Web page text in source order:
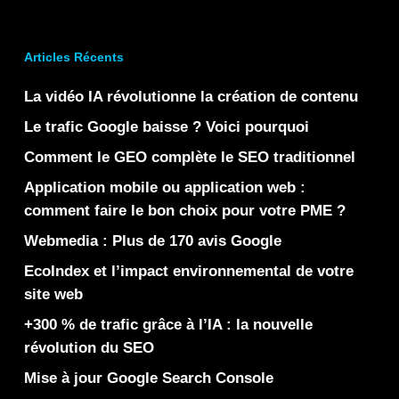
Articles Récents
La vidéo IA révolutionne la création de contenu
Le trafic Google baisse ? Voici pourquoi
Comment le GEO complète le SEO traditionnel
Application mobile ou application web :
comment faire le bon choix pour votre PME ?
Webmedia : Plus de 170 avis Google
EcoIndex et l’impact environnemental de votre
site web
+300 % de trafic grâce à l’IA : la nouvelle
révolution du SEO
Mise à jour Google Search Console